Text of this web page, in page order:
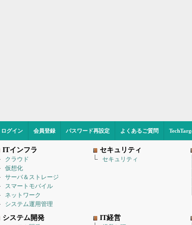
ログイン 会員登録 パスワード再設定 よくあるご質問
ITインフラ
クラウド
仮想化
サーバ＆ストレージ
スマートモバイル
ネットワーク
システム運用管理
セキュリティ
セキュリティ
システム開発 IT経営